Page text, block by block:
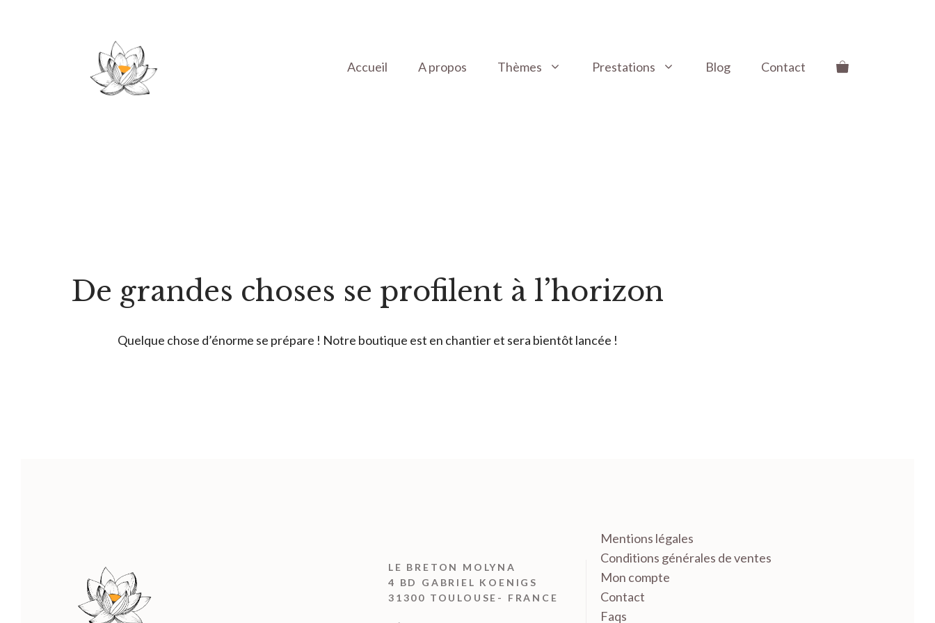
Accueil A propos Thèmes Prestations Blog Contact
De grandes choses se profilent à l’horizon
Quelque chose d’énorme se prépare ! Notre boutique est en chantier et sera bientôt lancée !
LE BRETON MOLYNA
4 BD GABRIEL KOENIGS
31300 TOULOUSE- FRANCE
Mentions légales
Conditions générales de ventes
Mon compte
Contact
Faqs